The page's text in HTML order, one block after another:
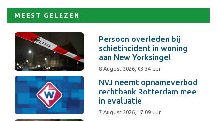
MEEST GELEZEN
Persoon overleden bij
schietincident in woning
aan New Yorksingel
8 August 2026, 03:34 uur
NVJ neemt opnameverbod
rechtbank Rotterdam mee
in evaluatie
7 August 2026, 17:09 uur